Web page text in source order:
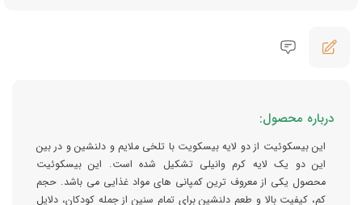
درباره محصول:
این بیسکوئیت از دو لایه بیسکویت با تلخی ملایم و دلنشین و در بین
این دو یک لایه کرم وانیلی تشکیل شده است. این بیسکوئیت
محصول یکی از معروف ترین کمپانی های مواد غذایی می باشد. حجم
کم، کیفیت بالا و طعم دلنشین برای تمام سنین از جمله کودکان، دلایل